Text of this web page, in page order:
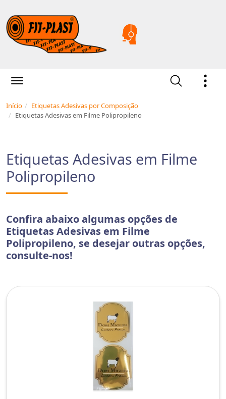
Início
Etiquetas Adesivas por Composição
Etiquetas Adesivas em Filme Polipropileno
Etiquetas Adesivas em Filme
Polipropileno
Confira abaixo algumas opções de
Etiquetas Adesivas em Filme
Polipropileno, se desejar outras opções,
consulte-nos!